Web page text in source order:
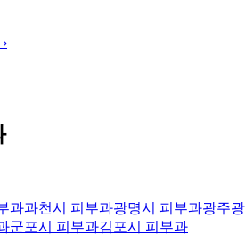
과과천시 피부과광명시 피부과광주광
군포시 피부과김포시 피부과